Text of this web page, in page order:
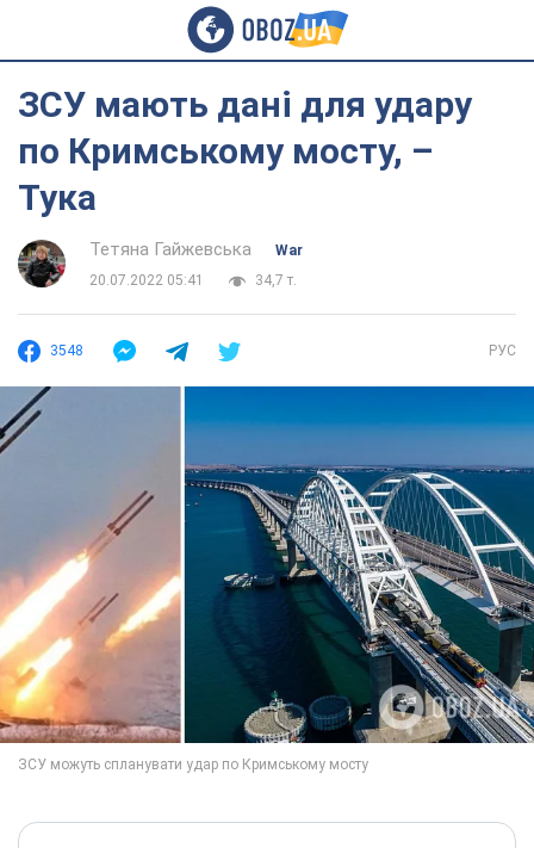
ЗСУ мають дані для удару
по Кримському мосту, –
Тука
Тетяна Гайжевська
War
20.07.2022 05:41
34,7 т.
3548 РУС